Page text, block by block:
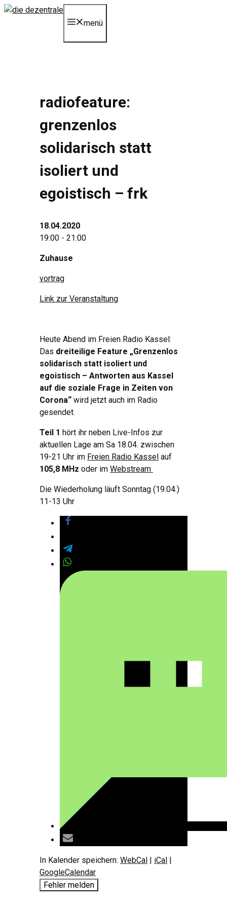
Zum
menü
radiofeature:
grenzenlos
solidarisch statt
isoliert und
egoistisch – frk
18.04.2020
19:00 - 21:00
Zuhause
vortrag
Link zur Veranstaltung
Heute Abend im Freien Radio Kassel:
Das dreiteilige Feature „Grenzenlos
solidarisch statt isoliert und
egoistisch – Antworten aus Kassel
auf die soziale Frage in Zeiten von
Corona“ wird jetzt auch im Radio
gesendet.
Teil 1 hört ihr neben Live-Infos zur
aktuellen Lage am Sa 18.04. zwischen
19-21 Uhr im Freien Radio Kassel auf
105,8 MHz oder im Webstream
Die Wiederholung läuft Sonntag (19.04.)
11-13 Uhr
In Kalender speichern: WebCal | iCal |
GoogleCalendar
Fehler melden